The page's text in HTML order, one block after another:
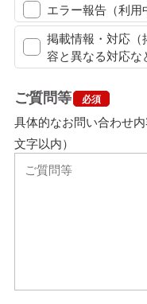
エラー報告（利用
掲載情報・対応（
容と異なる対応な
ご質問等 必須
具体的なお問い合わせ
文字以内）